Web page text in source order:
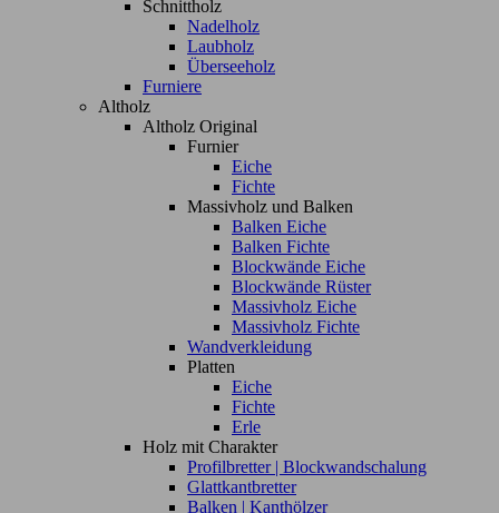
Schnittholz
Nadelholz
Laubholz
Überseeholz
Furniere
Altholz
Altholz Original
Furnier
Eiche
Fichte
Massivholz und Balken
Balken Eiche
Balken Fichte
Blockwände Eiche
Blockwände Rüster
Massivholz Eiche
Massivholz Fichte
Wandverkleidung
Platten
Eiche
Fichte
Erle
Holz mit Charakter
Profilbretter | Blockwandschalung
Glattkantbretter
Balken | Kanthölzer